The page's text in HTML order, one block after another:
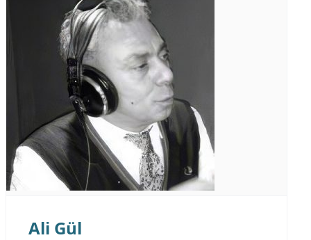
Ali Gül